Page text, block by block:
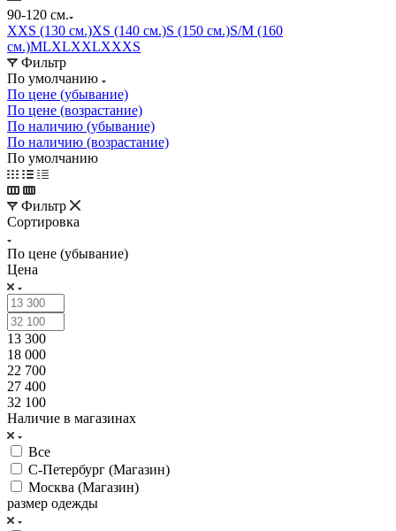
90-120 см.
XXS (130 см.)XS (140 см.)S (150 см.)S/M (160
см.)MLXLXXLXXXS
Фильтр
По умолчанию
По цене (убывание)
По цене (возрастание)
По наличию (убывание)
По наличию (возрастание)
По умолчанию
Фильтр
Сортировка
По цене (убывание)
Цена
13 300
18 000
22 700
27 400
32 100
Наличие в магазинах
Все
С-Петербург (Магазин)
Москва (Магазин)
размер одежды